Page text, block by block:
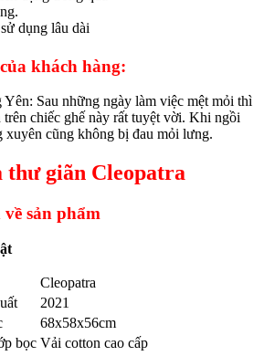
dụng lâu dài
khách hàng:
Sau những ngày làm việc mệt mỏi thì
trên chiếc ghế này rất tuyệt vời. Khi ngồi
xuyên cũng không bị đau mỏi lưng.
thư giãn Cleopatra
sản phẩm
Cleopatra
2021
68x58x56cm
bọc Vải cotton cao cấp